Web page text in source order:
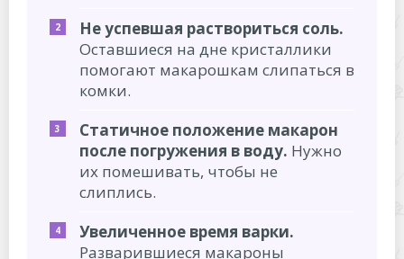
Не успевшая раствориться соль.
Оставшиеся на дне кристаллики
помогают макарошкам слипаться в
комки.
Статичное положение макарон
после погружения в воду. Нужно
их помешивать, чтобы не
слиплись.
Увеличенное время варки.
Разварившиеся макароны